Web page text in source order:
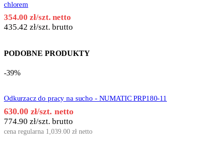
chlorem
354.00 zł/szt. netto
435.42 zł/szt. brutto
PODOBNE PRODUKTY
-39%
Odkurzacz do pracy na sucho - NUMATIC PRP180-11
630.00 zł/szt. netto
774.90 zł/szt. brutto
cena regularna 1,039.00 zł netto